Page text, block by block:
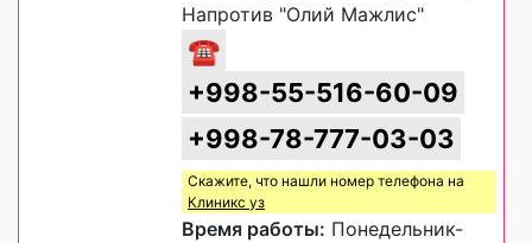
Напротив "Олий Мажлис"
☎
+998-55-516-60-09
+998-78-777-03-03
Скажите, что нашли номер телефона на
Клиникс уз
Время работы: Понедельник-